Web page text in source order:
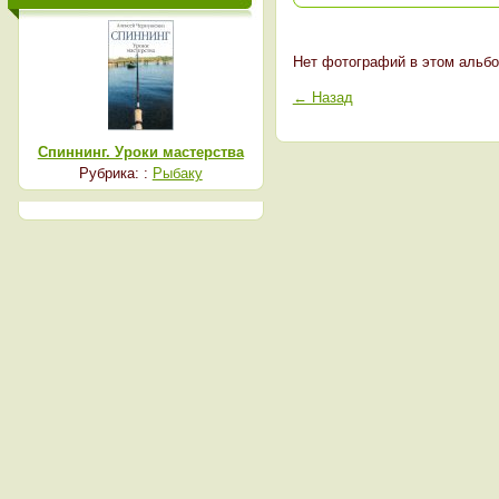
Нет фотографий в этом
← Назад
Спиннинг. Уроки мастерства
Рубрика: : Рыбаку